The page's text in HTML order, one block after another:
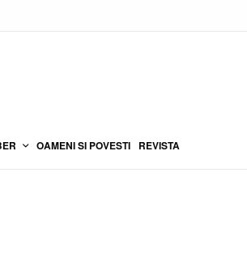
OAMENI SI POVESTI REVISTA